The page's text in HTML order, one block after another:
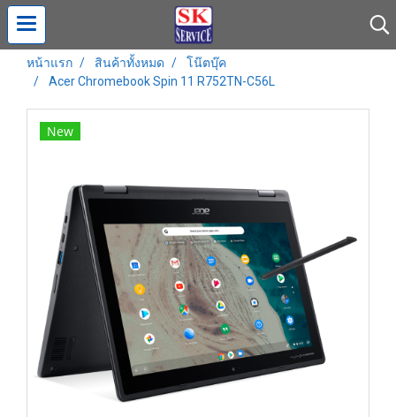
หน้าแรก สินค้าทั้งหมด
โน๊ตบุ๊ค
Acer Chromebook Spin 11 R752TN-C56L
New